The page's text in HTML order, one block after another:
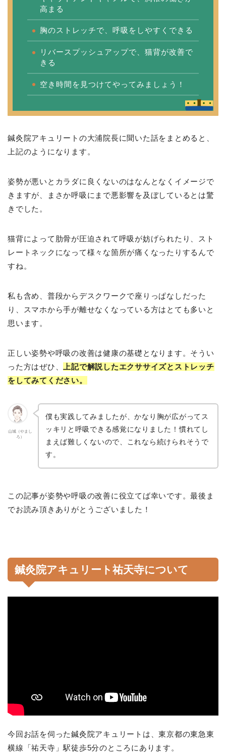
高まる
胸のストレッチで、呼吸をしやすくできる
リバースプッシュアップで、猫背が改善で
きる
空き時間を見つけてやってみましょう！
鍼灸院アキュリートの大浦院長に聞いた話をまとめると、
上記のようになります。
姿勢が悪いとカラダに良くないのはなんとなくイメージで
きますが、まさか呼吸にまで悪影響を及ぼしているとは驚
きでした。
猫背によって肋骨が圧迫されて呼吸が妨げられたり、スト
レートネックになって様々な箇所が痛くなったりするんで
すね。
私も含め、普段からデスクワークで座りっぱなしだった
り、スマホから手が離せなくなっている方はとても多いと
思います。
正しい姿勢や呼吸の改善は健康の基礎となります。そうい
った方はぜひ、
上記で解説したエクササイズとストレッチ
をしてみてください。
山城（やまし
ろ）
僕も実践してみましたが、かなり胸が広がってス
ッキリと呼吸できる感覚になりました！慣れてし
まえば難しくないので、これなら続けられそうで
す。
この記事が姿勢や呼吸の改善に役立てば幸いです。最後ま
でお読み頂きありがとうございました！
鍼灸院アキュリート祐天寺について
今回お話を伺った鍼灸院アキュリートは、東京都の東急東
横線「祐天寺」駅徒歩5分のところにあります。